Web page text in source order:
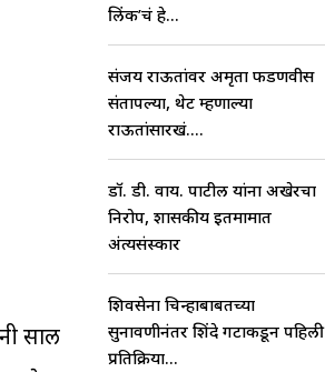
साल
लिंक’चं हे...
संजय राऊतांवर अमृता फडणवीस
संतापल्या, थेट म्हणाल्या
राऊतांसारखं....
डॉ. डी. वाय. पाटील यांना अखेरचा
निरोप, शासकीय इतमामात
अंत्यसंस्कार
शिवसेना चिन्हाबाबतच्या
सुनावणीनंतर शिंदे गटाकडून पहिली
प्रतिक्रिया...